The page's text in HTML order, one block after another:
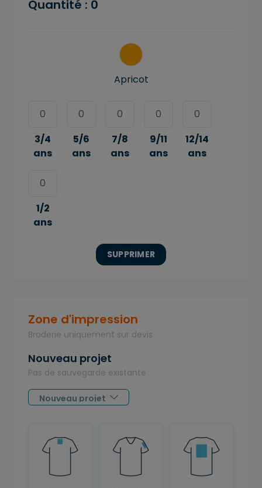
Quantité : 0
Apricot
3/4
ans
5/6
ans
7/8
ans
9/11
ans
12/14
ans
1/2
ans
SUPPRIMER
Zone d'impression
Broderie uniquement sur devis
Nouveau projet
Pas de sauvegarde existante